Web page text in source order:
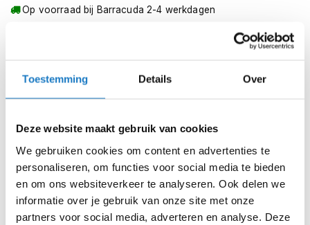
Toestemming Details Over
Deze website maakt gebruik van cookies
We gebruiken cookies om content en advertenties te
personaliseren, om functies voor social media te bieden
en om ons websiteverkeer te analyseren. Ook delen we
informatie over je gebruik van onze site met onze
partners voor social media, adverteren en analyse. Deze
m
e
l
e
m
o
t
o
r
h
e
Op voorraad bij Barracuda 2-4 werkdagen
Levertijd onbekend, neem eventueel contact met ons op
Niet meer leverbaar
Zo werkt Reserveren & Passen
Controleer de winkelvoorraad in bovenstaande tabel.
Voeg het product toe aan je winkelwagen en klik op "Ik
ga bestellen".
Selecteer je winkel bij "Vrijblijvende winkelreservering"
en rond je bestelling af.